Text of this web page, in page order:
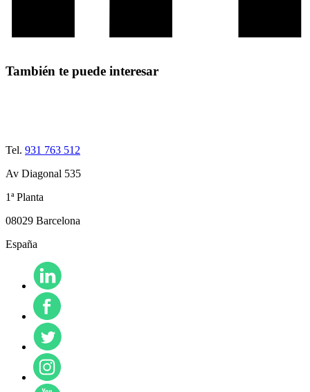
También te puede interesar
Tel. 931 763 512
Av Diagonal 535
1ª Planta
08029 Barcelona
España